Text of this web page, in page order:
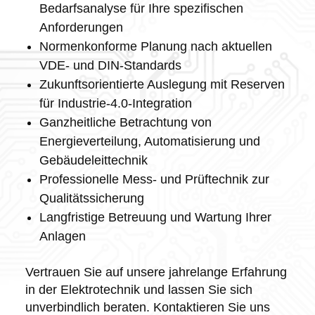
Bedarfsanalyse für Ihre spezifischen
Anforderungen
Normenkonforme Planung nach aktuellen
VDE- und DIN-Standards
Zukunftsorientierte Auslegung mit Reserven
für Industrie-4.0-Integration
Ganzheitliche Betrachtung von
Energieverteilung, Automatisierung und
Gebäudeleittechnik
Professionelle Mess- und Prüftechnik zur
Qualitätssicherung
Langfristige Betreuung und Wartung Ihrer
Anlagen
Vertrauen Sie auf unsere jahrelange Erfahrung
in der Elektrotechnik und lassen Sie sich
unverbindlich beraten. Kontaktieren Sie uns